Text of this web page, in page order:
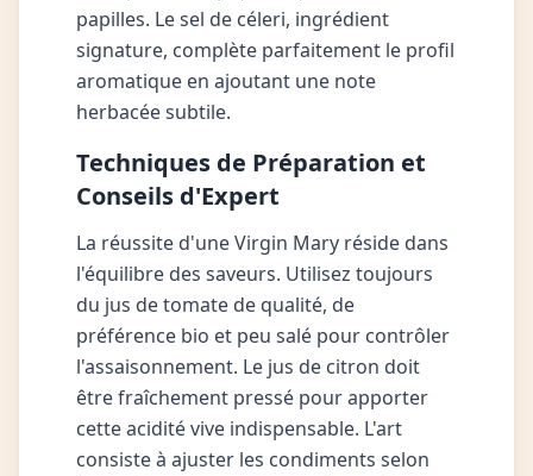
papilles. Le sel de céleri, ingrédient
signature, complète parfaitement le profil
aromatique en ajoutant une note
herbacée subtile.
Techniques de Préparation et
Conseils d'Expert
La réussite d'une Virgin Mary réside dans
l'équilibre des saveurs. Utilisez toujours
du jus de tomate de qualité, de
préférence bio et peu salé pour contrôler
l'assaisonnement. Le jus de citron doit
être fraîchement pressé pour apporter
cette acidité vive indispensable. L'art
consiste à ajuster les condiments selon